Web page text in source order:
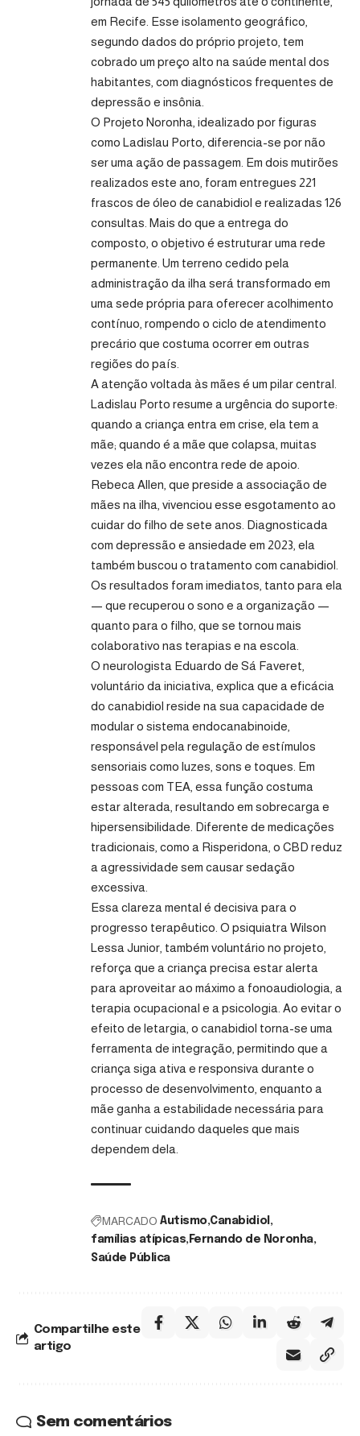
em Recife. Esse isolamento geográfico,
segundo dados do próprio projeto, tem
cobrado um preço alto na saúde mental dos
habitantes, com diagnósticos frequentes de
depressão e insônia.
O Projeto Noronha, idealizado por figuras
como Ladislau Porto, diferencia-se por não
ser uma ação de passagem. Em dois mutirões
realizados este ano, foram entregues 221
frascos de óleo de canabidiol e realizadas 126
consultas. Mais do que a entrega do
composto, o objetivo é estruturar uma rede
permanente. Um terreno cedido pela
administração da ilha será transformado em
uma sede própria para oferecer acolhimento
contínuo, rompendo o ciclo de atendimento
precário que costuma ocorrer em outras
regiões do país.
A atenção voltada às mães é um pilar central.
Ladislau Porto resume a urgência do suporte:
quando a criança entra em crise, ela tem a
mãe; quando é a mãe que colapsa, muitas
vezes ela não encontra rede de apoio.
Rebeca Allen, que preside a associação de
mães na ilha, vivenciou esse esgotamento ao
cuidar do filho de sete anos. Diagnosticada
com depressão e ansiedade em 2023, ela
também buscou o tratamento com canabidiol.
Os resultados foram imediatos, tanto para ela
— que recuperou o sono e a organização —
quanto para o filho, que se tornou mais
colaborativo nas terapias e na escola.
O neurologista Eduardo de Sá Faveret,
voluntário da iniciativa, explica que a eficácia
do canabidiol reside na sua capacidade de
modular o sistema endocanabinoide,
responsável pela regulação de estímulos
sensoriais como luzes, sons e toques. Em
pessoas com TEA, essa função costuma
estar alterada, resultando em sobrecarga e
hipersensibilidade. Diferente de medicações
tradicionais, como a Risperidona, o CBD reduz
a agressividade sem causar sedação
excessiva.
Essa clareza mental é decisiva para o
progresso terapêutico. O psiquiatra Wilson
Lessa Junior, também voluntário no projeto,
reforça que a criança precisa estar alerta
para aproveitar ao máximo a fonoaudiologia, a
terapia ocupacional e a psicologia. Ao evitar o
efeito de letargia, o canabidiol torna-se uma
ferramenta de integração, permitindo que a
criança siga ativa e responsiva durante o
processo de desenvolvimento, enquanto a
mãe ganha a estabilidade necessária para
continuar cuidando daqueles que mais
dependem dela.
MARCADO Autismo Canabidiol
famílias atípicas Fernando de Noronha
Saúde Pública
Compartilhe este
artigo
Sem comentários